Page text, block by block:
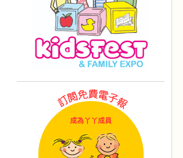
成為丫丫成員